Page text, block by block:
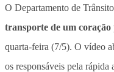
O Departamento de
transporte de um
quarta-feira (7/5). O vídeo
os responsáveis pela rápida